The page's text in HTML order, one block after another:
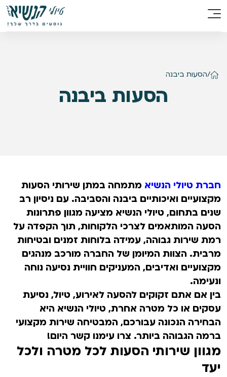
/הסעות ביבנה
הסעות ביבנה
​חברת טיולי הנשיא מתמחה במתן שירותי הסעות
מקצועיים ואיכותיים ביבנה והסביבה. עם ניסיון רב
שנים בתחום, טיולי הנשיא מציעה מגוון פתרונות
הסעה המותאמים לצרכי הלקוחות, תוך הקפדה על
רמת שירות גבוהה, עמידה בלוחות זמנים ובטיחות
מרבית. הצוות המיומן של החברה מורכב מנהגים
מקצועיים ואדיבים, המעניקים חוויית נסיעה נוחה
ונעימה.
בין אם אתם זקוקים להסעה לאירוע, טיול, נסיעת
עסקים או כל מטרה אחרת, טיולי הנשיא היא
הבחירה הנכונה עבורכם, המבטיחה שירות מקצועי
ברמה הגבוהה ביותר. צרו עימנו קשר היום!
מגוון שירותי הסעות לכל מטרה ולכל
יעד